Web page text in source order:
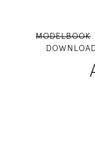
MODELBOOK